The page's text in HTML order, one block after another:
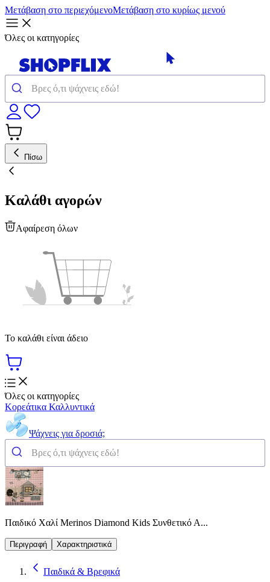
Μετάβαση στο περιεχόμενοΜετάβαση στο κυρίως μενού
Όλες οι κατηγορίες
Πίσω
Καλάθι αγορών
Αφαίρεση όλων
Το καλάθι είναι άδειο
Όλες οι κατηγορίες
Κορεάτικα Καλλυντικά
Ψάχνεις για δροσιά;
Παιδικό Χαλί Merinos Diamond Kids Συνθετικό Α...
Περιγραφή Χαρακτηριστικά
Παιδικά & Βρεφικά